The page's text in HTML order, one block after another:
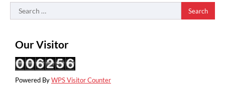
Search
for:
Our Visitor
Powered ByWPS Visitor Counter